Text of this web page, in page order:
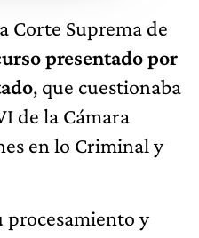
Corte Suprema de
presentado por
, que cuestionaba
de la Cámara
en lo Criminal y
procesamiento y